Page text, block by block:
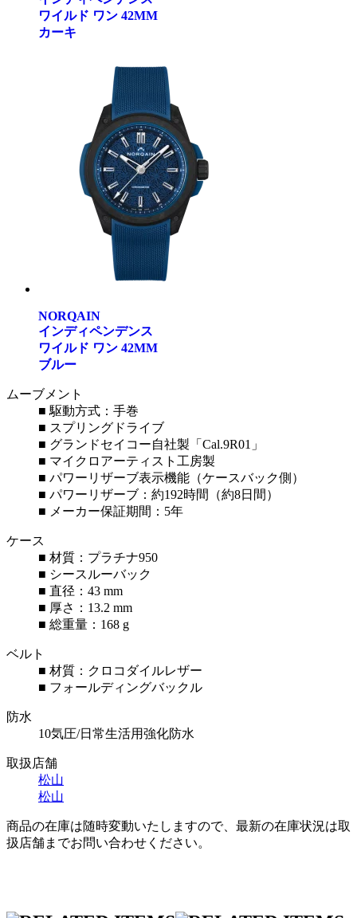
ワイルド ワン 42MM
カーキ
NORQAIN
インディペンデンス
ワイルド ワン 42MM
ブルー
ムーブメント
■ 駆動方式：手巻
■ スプリングドライブ
■ グランドセイコー自社製「Cal.9R01」
■ マイクロアーティスト工房製
■ パワーリザーブ表示機能（ケースバック側）
■ パワーリザーブ：約192時間（約8日間）
■ メーカー保証期間：5年
ケース
■ 材質：プラチナ950
■ シースルーバック
■ 直径：43 mm
■ 厚さ：13.2 mm
■ 総重量：168 g
ベルト
■ 材質：クロコダイルレザー
■ フォールディングバックル
防水
10気圧/日常生活用強化防水
取扱店舗
松山
松山
商品の在庫は随時変動いたしますので、最新の在庫状況は取
扱店舗までお問い合わせください。